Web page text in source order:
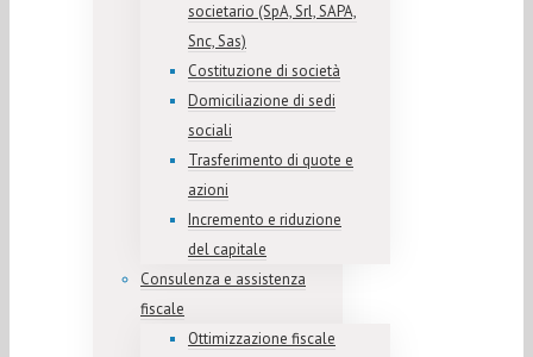
societario (SpA, Srl, SAPA,
Snc, Sas)
Costituzione di società
Domiciliazione di sedi
sociali
Trasferimento di quote e
azioni
Incremento e riduzione
del capitale
Consulenza e assistenza
fiscale
Ottimizzazione fiscale